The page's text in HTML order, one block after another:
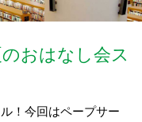
おはなし会ス
！今回はペープサー